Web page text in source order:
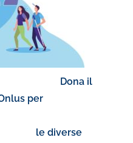
Dona il
per
insieme